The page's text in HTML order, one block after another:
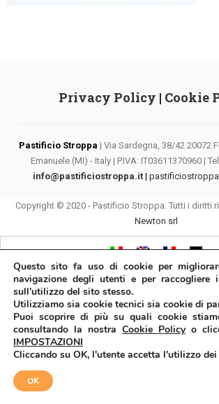
Privacy Policy | Cookie
Pastificio Stroppa | Via Sardegna, 38/42 20072
Emanuele (MI) - Italy | P.IVA: IT03611370960 |
info@pastificiostroppa.it|
Copyright © 2020 - Pastificio Stroppa. Tutti i diritti
Newton srl
Questo sito fa uso di cookie per
navigazione degli utenti e per raccogliere
sull’utilizzo del sito stesso.
Utilizziamo sia cookie tecnici sia cookie di
Puoi scoprire di più su quali cookie
consultando la nostra Cookie Policyo
IMPOSTAZIONI
Cliccando su OK, l'utente accetta l'utilizzo
OK